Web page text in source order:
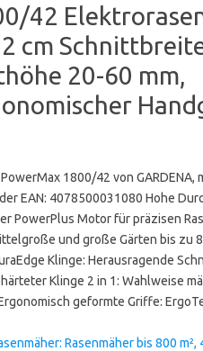
42
cm
20-60 mm,
1800/42 von GARDENA,
EAN: 4078500031080 Hohe
PowerPlus Motor für präzisen
und große Gärten bis zu
Klinge: Herausragende
Klinge 2 in 1: Wahlweise
geformte Griffe:
Rasenmäher bis 800